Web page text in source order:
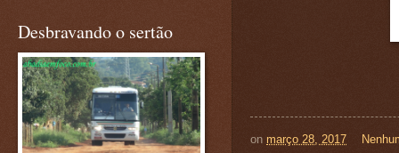
on março 28, 2017
Desbravando o sertão